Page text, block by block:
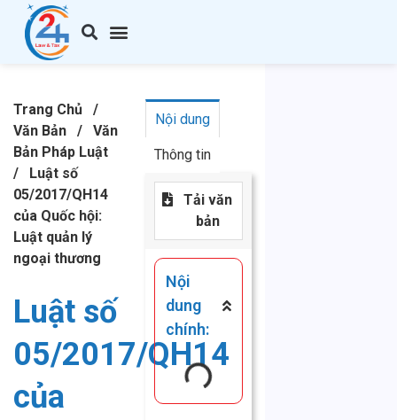
Trang Chủ
/
Văn Bản
/
Văn
Bản Pháp Luật
/
Luật số
05/2017/QH14
của Quốc hội:
Luật quản lý
ngoại thương
Luật số
05/2017/QH14
của
Nội dung
Thông tin
Tải văn
bản
Nội
dung
chính: